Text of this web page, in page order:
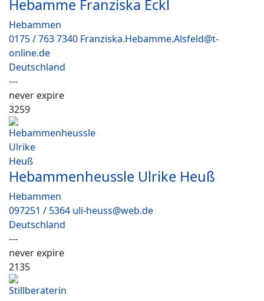
Hebamme Franziska Eckl
Hebammen
0175 / 763 7340 Franziska.Hebamme.Alsfeld@t-
online.de
Deutschland
---
never expire
3259
Hebammenheussle Ulrike Heuß
Hebammen
097251 / 5364 uli-heuss@web.de
Deutschland
---
never expire
2135